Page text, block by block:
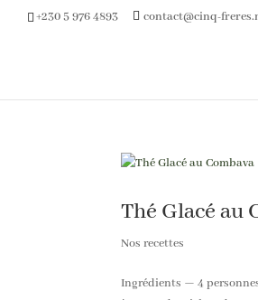
+230 5 976 4893 contact@cinq-
Thé Glacé au
Nos recettes
Ingrédients — 4